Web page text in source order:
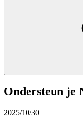
Ondersteun je
2025/10/30